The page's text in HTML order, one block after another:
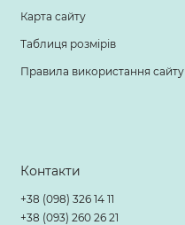
Карта сайту
Таблиця розмірів
Правила використання сайту
Контакти
+38 (098) 326 14 11
+38 (093) 260 26 21